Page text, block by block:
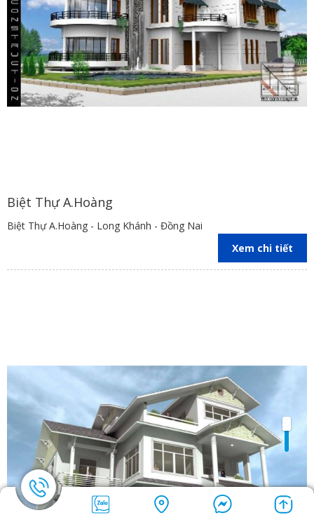
Biệt Thự A.Hoàng
Biệt Thự A.Hoàng - Long Khánh - Đồng Nai
Xem chi tiết